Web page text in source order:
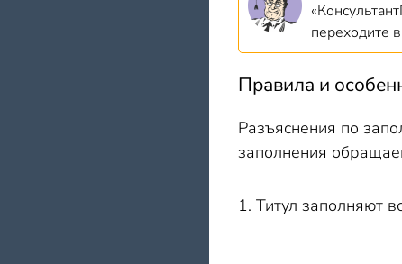
переходите в
Правила и
Разъяснения по
заполнения
1. Титул заполняют